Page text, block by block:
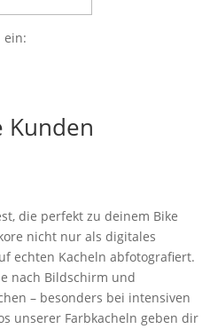
ein:
Kunden
die perfekt zu deinem Bike
nicht nur als digitales
echten Kacheln abfotografiert.
nach Bildschirm und
– besonders bei intensiven
unserer Farbkacheln geben dir